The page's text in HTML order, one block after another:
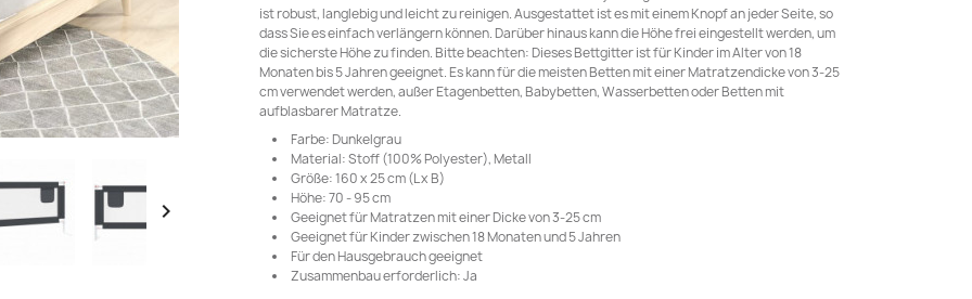

ist robust, langlebig und leicht zu reinigen. Ausgestattet ist es mit einem Knopf an jeder Seite, so
dass Sie es einfach verlängern können. Darüber hinaus kann die Höhe frei eingestellt werden, um
die sicherste Höhe zu finden. Bitte beachten: Dieses Bettgitter ist für Kinder im Alter von 18
Monaten bis 5 Jahren geeignet. Es kann für die meisten Betten mit einer Matratzendicke von 3-25
cm verwendet werden, außer Etagenbetten, Babybetten, Wasserbetten oder Betten mit
aufblasbarer Matratze.
Farbe: Dunkelgrau
Material: Stoff (100% Polyester), Metall
Größe: 160 x 25 cm (L x B)
Höhe: 70 - 95 cm
Geeignet für Matratzen mit einer Dicke von 3-25 cm
Geeignet für Kinder zwischen 18 Monaten und 5 Jahren
Für den Hausgebrauch geeignet
Zusammenbau erforderlich: Ja